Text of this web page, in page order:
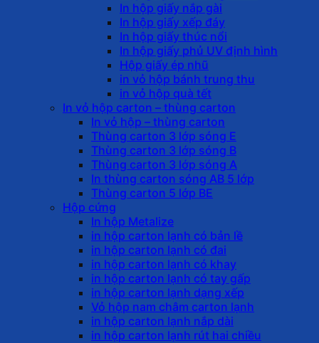
In hộp giấy nắp gài
In hộp giấy xếp đáy
In hộp giấy thúc nổi
In hộp giấy phủ UV định hình
Hộp giấy ép nhũ
in vỏ hộp bánh trung thu
in vỏ hộp quà tết
In vỏ hộp carton – thùng carton
In vỏ hộp – thùng carton
Thùng carton 3 lớp sóng E
Thùng carton 3 lớp sóng B
Thùng carton 3 lớp sóng A
In thùng carton sóng AB 5 lớp
Thùng carton 5 lớp BE
Hộp cứng
In hộp Metalize
in hộp carton lạnh có bản lề
in hộp carton lạnh có đai
in hộp carton lạnh có khay
in hộp carton lạnh có tay gấp
in hộp carton lạnh dạng xếp
Vỏ hộp nam châm carton lạnh
in hộp carton lạnh nắp dài
in hộp carton lạnh rút hai chiều